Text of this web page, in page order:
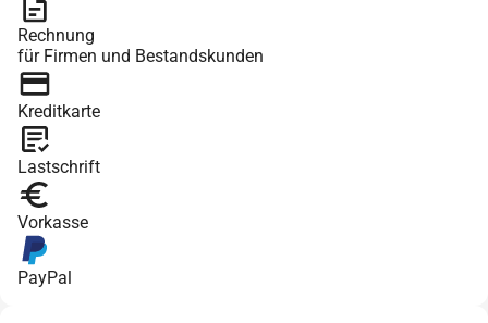
Rechnung
für Firmen und Bestandskunden
Kreditkarte
Lastschrift
Vorkasse
PayPal